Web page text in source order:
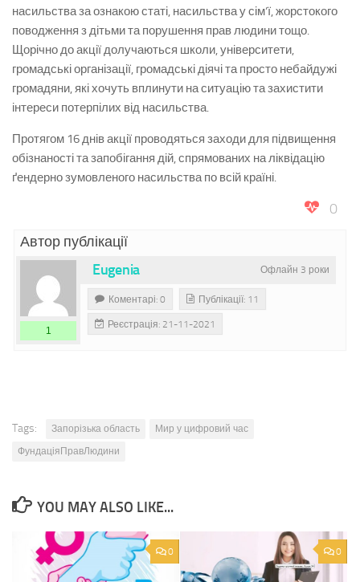
насильства за ознакою статі, насильства у сім’ї, жорстокого
поводження з дітьми та порушення прав людини тощо.
Щорічно до акції долучаються школи, університети,
громадські організації, громадські діячі та просто небайдужі
громадяни, які хочуть вплинути на ситуацію та захистити
інтереси потерпілих від насильства.
Протягом 16 днів акції проводяться заходи для підвищення
обізнаності та запобігання дій, спрямованих на ліквідацію
ґендерно зумовленого насильства по всій країні.
0
Автор публікації
Офлайн 3 роки
Eugenia
1
Коментарі: 0 Публікації: 11
Реєстрація: 21-11-2021
Tags: Запорізька область
Мир у цифровий час
ФундаціяПравЛюдини
YOU MAY ALSO LIKE...
0 0